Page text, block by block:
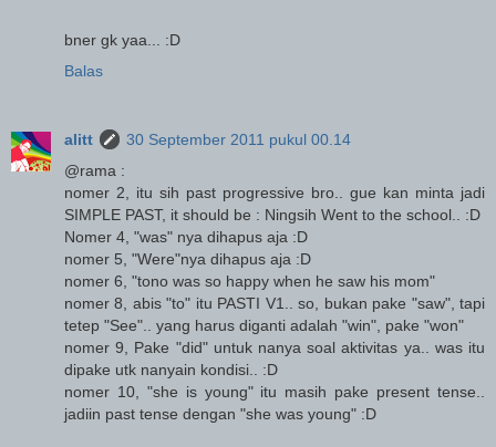
bner gk yaa... :D
Balas
alitt
30 September 2011 pukul 00.14
@rama :
nomer 2, itu sih past progressive bro.. gue kan minta jadi
SIMPLE PAST, it should be : Ningsih Went to the school.. :D
Nomer 4, "was" nya dihapus aja :D
nomer 5, "Were"nya dihapus aja :D
nomer 6, "tono was so happy when he saw his mom"
nomer 8, abis "to" itu PASTI V1.. so, bukan pake "saw", tapi
tetep "See".. yang harus diganti adalah "win", pake "won"
nomer 9, Pake "did" untuk nanya soal aktivitas ya.. was itu
dipake utk nanyain kondisi.. :D
nomer 10, "she is young" itu masih pake present tense..
jadiin past tense dengan "she was young" :D